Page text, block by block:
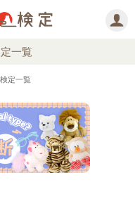
一覧
定一覧